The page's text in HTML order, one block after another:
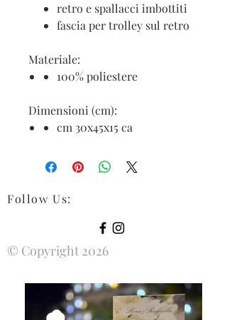
retro e spallacci imbottiti
fascia per trolley sul retro
Materiale:
100% poliestere
Dimensioni (cm):
cm 30x45x15 ca
Follow Us:
© Copyright 2026